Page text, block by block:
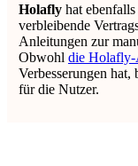
Holaflyhat
verbleibende
Anleitungen zur
Obwohl die
Verbesserungen
für die Nutzer.